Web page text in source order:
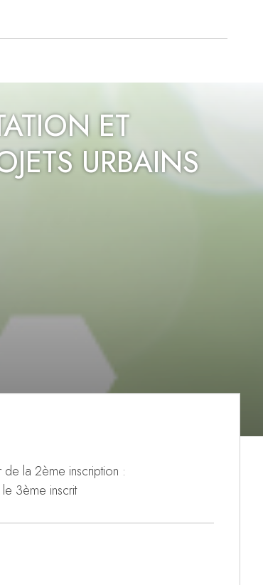
ET
URBAINS
la 2ème inscription :
le 3ème inscrit